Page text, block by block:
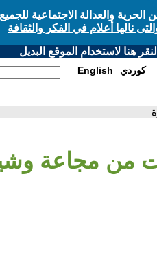
والعدالة الاجتماعية للجميع
نالها أعلام في الفكر والثقافة
هنا لاستخدام الموقع البديل
English كوردي
من مجاعة